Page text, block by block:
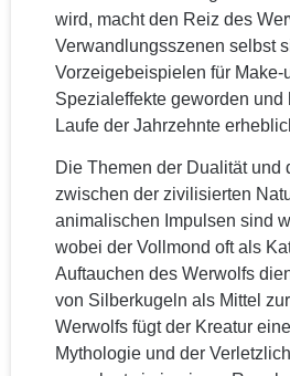
wird, macht den Reiz des
Verwandlungsszenen selbst
Vorzeigebeispielen für Make-
Spezialeffekte geworden und
Laufe der Jahrzehnte
Die Themen der Dualität und
zwischen der zivilisierten
animalischen Impulsen sind
wobei der Vollmond oft als
Auftauchen des Werwolfs
von Silberkugeln als Mittel
Werwolfs fügt der Kreatur
Mythologie und der